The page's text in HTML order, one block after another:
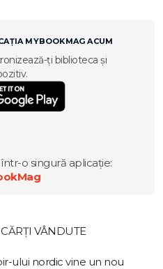
MYBOOKMAG ACUM
ți biblioteca și
o singură aplicație:
VÂNDUTE
ului nordic vine un nou